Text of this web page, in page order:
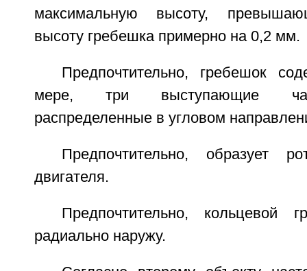
максимальную высоту,
высоту гребешка примерно на 0,2 мм.
Предпочтительно, гребешок
мере, три выступающие
распределенные в угловом
Предпочтительно, образует
двигателя.
Предпочтительно, кольцевой
радиально наружу.